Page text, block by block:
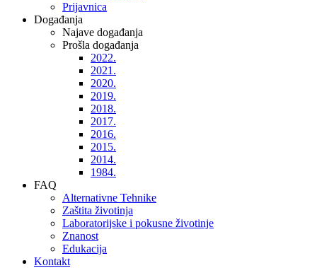
Prijavnica
Događanja
Najave događanja
Prošla događanja
2022.
2021.
2020.
2019.
2018.
2017.
2016.
2015.
2014.
1984.
FAQ
Alternativne Tehnike
Zaštita životinja
Laboratorijske i pokusne životinje
Znanost
Edukacija
Kontakt